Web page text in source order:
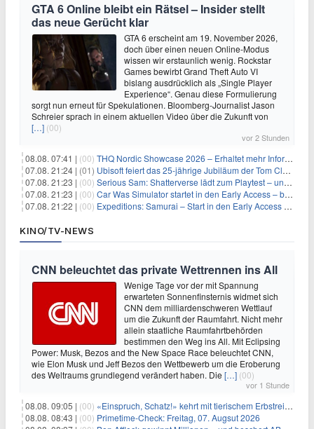
GTA 6 Online bleibt ein Rätsel – Insider stellt
das neue Gerücht klar
GTA 6 erscheint am 19. November 2026,
doch über einen neuen Online-Modus
wissen wir erstaunlich wenig. Rockstar
Games bewirbt Grand Theft Auto VI
bislang ausdrücklich als „Single Player
Experience“. Genau diese Formulierung
sorgt nun erneut für Spekulationen. Bloomberg-Journalist Jason
Schreier sprach in einem aktuellen Video über die Zukunft von
[…] (00)
vor 2 Stunden
08.08. 07:41 | (00) THQ Nordic Showcase 2026 – Erhaltet mehr Informationen
07.08. 21:24 | (01) Ubisoft feiert das 25-jährige Jubiläum der Tom Clancy’s Ghost Recon-Reihe
07.08. 21:23 | (00) Serious Sam: Shatterverse lädt zum Playtest – und erscheint schon bald!
07.08. 21:23 | (00) Car Was Simulator startet in den Early Access – bald gehts los!
07.08. 21:22 | (00) Expeditions: Samurai – Start in den Early Access ab heute im feudalen Japan
KINO/TV-NEWS
CNN beleuchtet das private Wettrennen ins All
Wenige Tage vor der mit Spannung
erwarteten Sonnenfinsternis widmet sich
CNN dem milliardenschweren Wettlauf
um die Zukunft der Raumfahrt. Nicht mehr
allein staatliche Raumfahrtbehörden
bestimmen den Weg ins All. Mit Eclipsing
Power: Musk, Bezos and the New Space Race beleuchtet CNN,
wie Elon Musk und Jeff Bezos den Wettbewerb um die Eroberung
des Weltraums grundlegend verändert haben. Die […] (00)
vor 1 Stunde
08.08. 09:05 | (00) «Einspruch, Schatz!» kehrt mit tierischem Erbstreit zurück
08.08. 08:43 | (00) Primetime-Check: Freitag, 07. Augsut 2026